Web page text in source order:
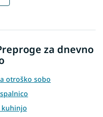
za dnevno
otroško sobo
kuhinjo